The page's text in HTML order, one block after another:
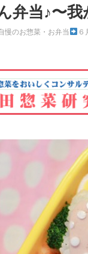
弁当♪〜
慢のお惣菜・お弁当 ６